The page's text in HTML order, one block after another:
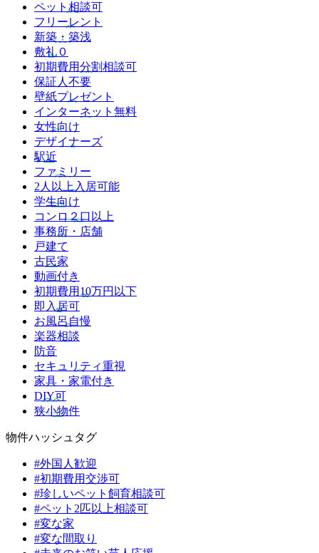
ペット相談可
フリーレント
新築・築浅
敷礼０
初期費用分割相談可
保証人不要
壁紙プレゼント
インターネット無料
女性向け
デザイナーズ
駅近
ファミリー
2人以上入居可能
学生向け
コンロ２口以上
事務所・店舗
戸建て
古民家
動画付き
初期費用10万円以下
即入居可
お風呂自慢
楽器相談
防音
セキュリティ重視
家具・家電付き
DIY可
狭小物件
物件ハッシュタグ
#外国人歓迎
#初期費用交渉可
#珍しいペット飼育相談可
#ペット2匹以上相談可
#変な家
#変な間取り